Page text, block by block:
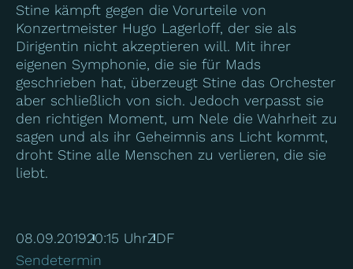
Stine kämpft gegen die Vorurteile von
Konzertmeister Hugo Lagerloff, der sie als
Dirigentin nicht akzeptieren will. Mit ihrer
eigenen Symphonie, die sie für Mads
geschrieben hat, überzeugt Stine das Orchester
aber schließlich von sich. Jedoch verpasst sie
den richtigen Moment, um Nele die Wahrheit zu
sagen und als ihr Geheimnis ans Licht kommt,
droht Stine alle Menschen zu verlieren, die sie
liebt.
08.09.201920:15 UhrZDF
Sendetermin